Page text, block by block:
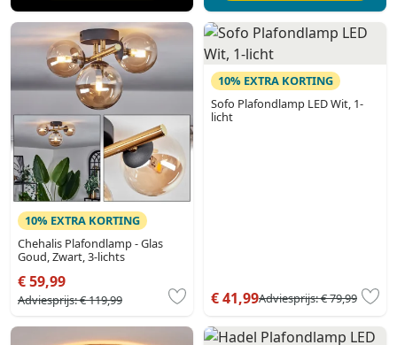
10% EXTRA KORTING
Chehalis Plafondlamp - Glas
Goud, Zwart, 3-lichts
€ 59,99
Adviesprijs:€ 119,99
10% EXTRA KORTING
Sofo Plafondlamp LED Wit, 1-
licht
€ 41,99Adviesprijs:€ 79,99